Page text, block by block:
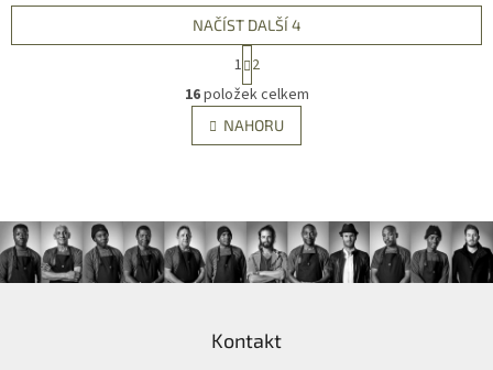
O
v
l
á
í
p
r
y
v
NAČÍST DALŠÍ 4
S
t
r
á
n
k
n
í
1 2
16položek celkem
NAHORU
Kontakt